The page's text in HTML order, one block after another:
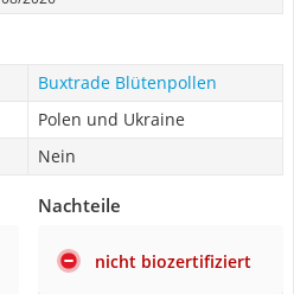
Buxtrade Blütenpollen
Polen und Ukraine
Nein
Nachteile
nicht biozertifiziert